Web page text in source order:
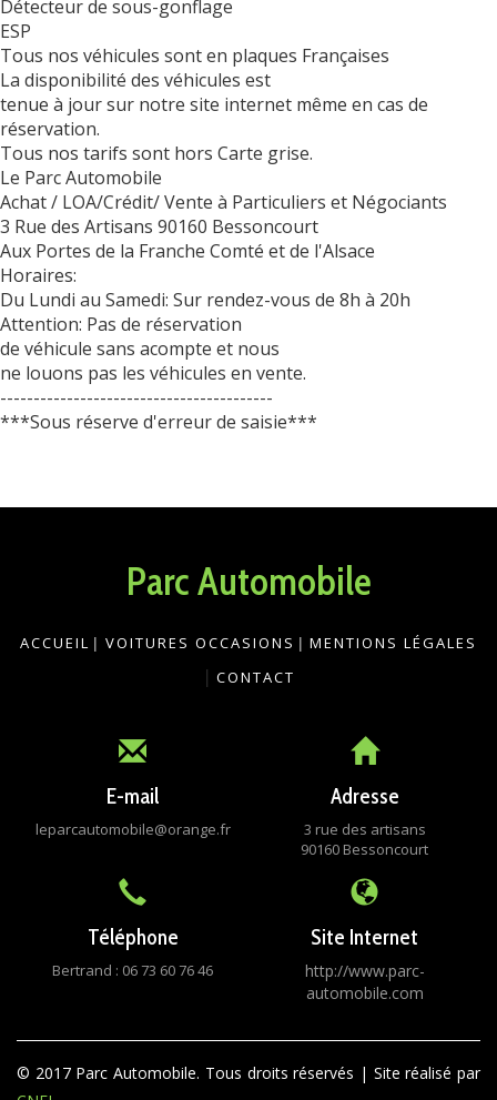
Détecteur de sous-gonflage
ESP
Tous nos véhicules sont en plaques Françaises
La disponibilité des véhicules est
tenue à jour sur notre site internet même en cas de
réservation.
Tous nos tarifs sont hors Carte grise.
Le Parc Automobile
Achat / LOA/Crédit/ Vente à Particuliers et Négociants
3 Rue des Artisans 90160 Bessoncourt
Aux Portes de la Franche Comté et de l'Alsace
Horaires:
Du Lundi au Samedi: Sur rendez-vous de 8h à 20h
Attention: Pas de réservation
de véhicule sans acompte et nous
ne louons pas les véhicules en vente.
-----------------------------------------
***Sous réserve d'erreur de saisie***
Parc Automobile
ACCUEIL | VOITURES OCCASIONS | MENTIONS LÉGALES
| CONTACT
E-mail
leparcautomobile@orange.fr
Adresse
3 rue des artisans
90160 Bessoncourt
Téléphone
Bertrand : 06 73 60 76 46
Site Internet
http://www.parc-
automobile.com
© 2017 Parc Automobile. Tous droits réservés | Site réalisé par